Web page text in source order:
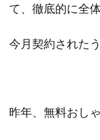
て、徹底的に全
今月契約された
昨年、無料おし